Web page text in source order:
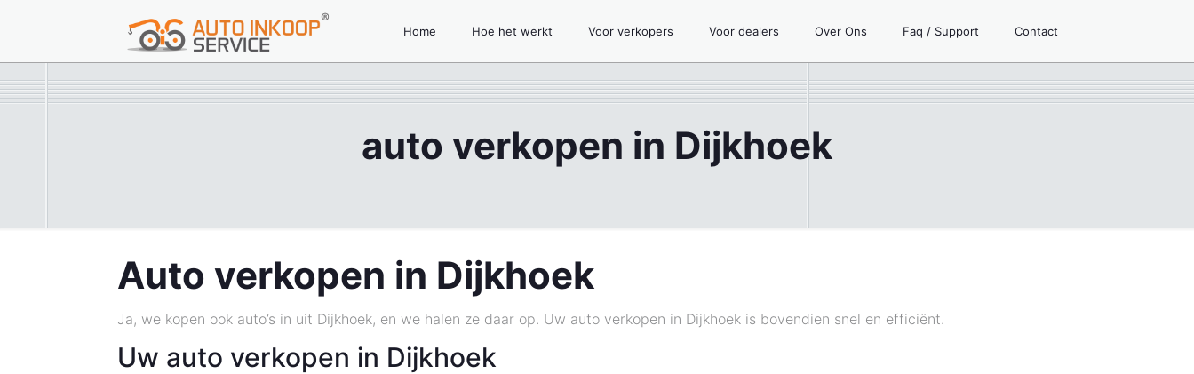
Home Hoe het werkt Voor verkopers Voor dealers Over Ons Faq / Support Contact
auto verkopen in Dijkhoek
Auto verkopen in Dijkhoek
Ja, we kopen ook auto’s in uit Dijkhoek, en we halen ze daar op. Uw auto verkopen in Dijkhoek is bovendien snel en efficiënt.
Uw auto verkopen in Dijkhoek